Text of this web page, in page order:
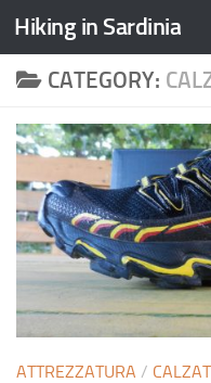
Hiking in Sardinia
CATEGORY:
ATTREZZATURA /